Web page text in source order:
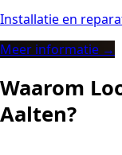
Installatie en
Meer informatie →
Waarom
Aalten?